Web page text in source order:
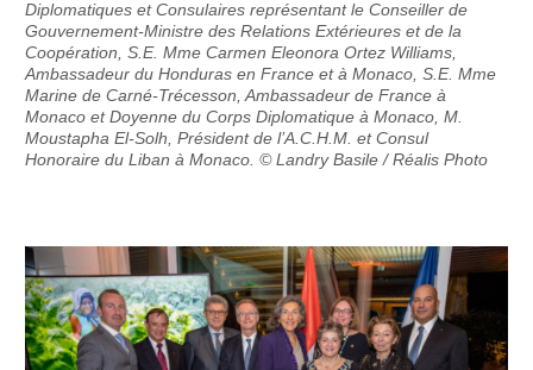
Diplomatiques et Consulaires représentant le Conseiller de
Gouvernement-Ministre des Relations Extérieures et de la
Coopération, S.E. Mme Carmen Eleonora Ortez Williams,
Ambassadeur du Honduras en France et à Monaco, S.E. Mme
Marine de Carné-Trécesson, Ambassadeur de France à
Monaco et Doyenne du Corps Diplomatique à Monaco, M.
Moustapha El-Solh, Président de l’A.C.H.M. et Consul
Honoraire du Liban à Monaco. © Landry Basile / Réalis Photo